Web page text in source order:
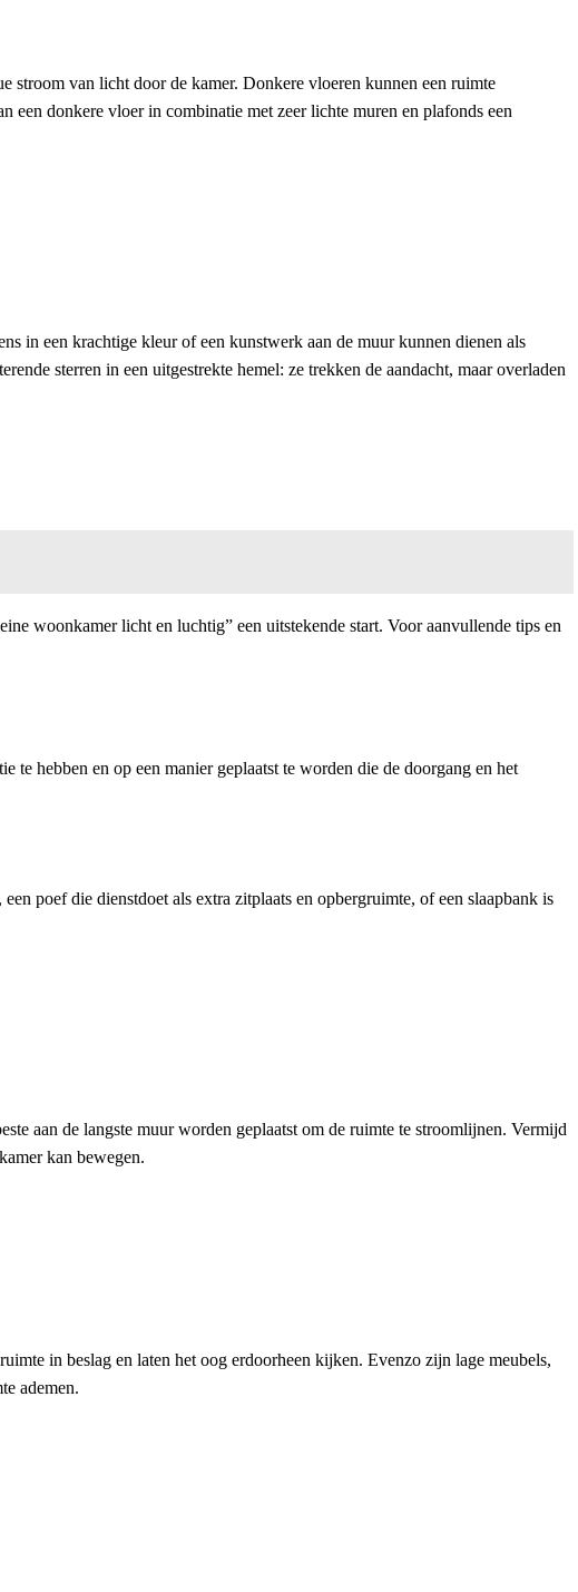
stroom van licht door de kamer. Donkere vloeren kunnen een ruimte
donkere vloer in combinatie met zeer lichte muren en plafonds een
in een krachtige kleur of een kunstwerk aan de muur kunnen dienen als
sterren in een uitgestrekte hemel: ze trekken de aandacht, maar overladen
woonkamer licht en luchtig” een uitstekende start. Voor aanvullende tips en
hebben en op een manier geplaatst te worden die de doorgang en het
poef die dienstdoet als extra zitplaats en opbergruimte, of een slaapbank is
aan de langste muur worden geplaatst om de ruimte te stroomlijnen. Vermijd
kan bewegen.
in beslag en laten het oog erdoorheen kijken. Evenzo zijn lage meubels,
ademen.